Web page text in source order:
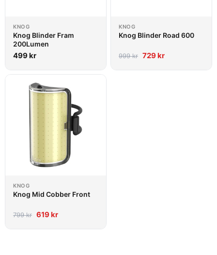
KNOG
Knog Blinder Fram
200Lumen
499kr
KNOG
Knog Blinder Road 600
999kr 729 kr
KNOG
Knog Mid Cobber Front
799kr 619 kr